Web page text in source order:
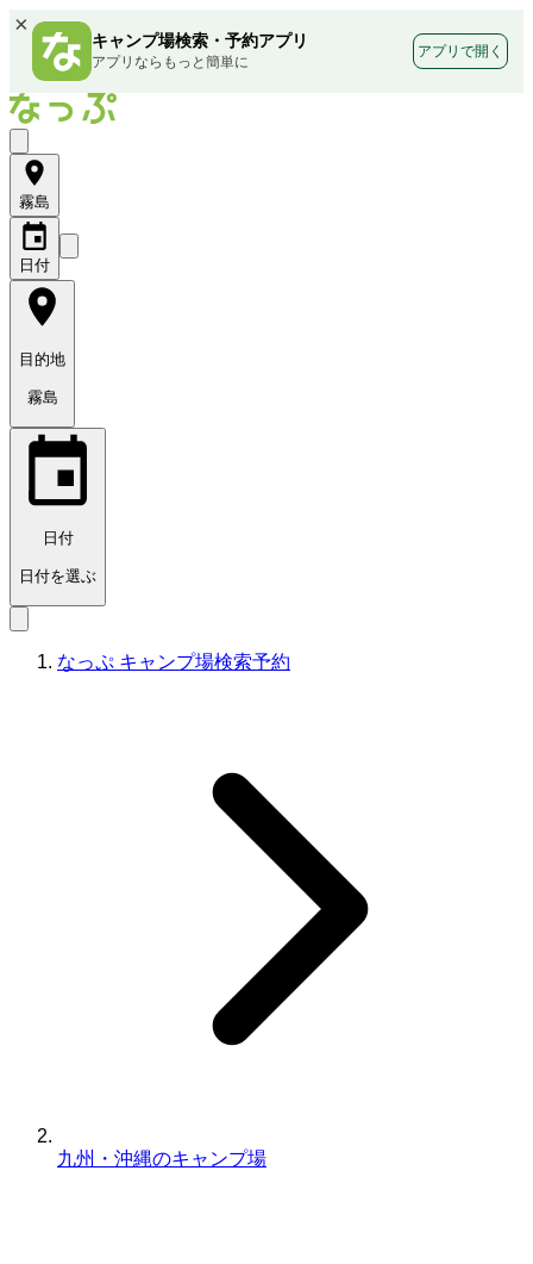
×
キャンプ場検索・予約アプリ
アプリならもっと簡単に
アプリで開く
霧島
日付
目的地
霧島
日付
日付を選ぶ
なっぷ キャンプ場検索予約
九州・沖縄のキャンプ場